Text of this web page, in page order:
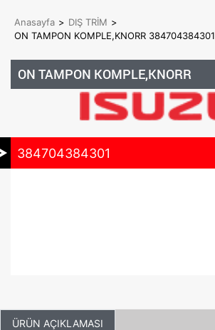
Anasayfa > DIŞ TRİM >
ON TAMPON KOMPLE,KNORR 384704384301
ON TAMPON KOMPLE,KNORR
384704384301
ÜRÜN AÇIKLAMASI